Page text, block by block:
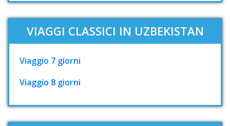
VIAGGI CLASSICI IN UZBEKISTAN
Viaggio 7 giorni
Viaggio 8 giorni